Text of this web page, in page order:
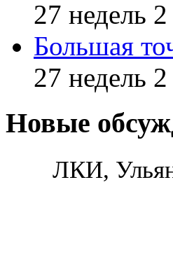
27 недель
Большая
27 недель
Новые
ЛКИ,